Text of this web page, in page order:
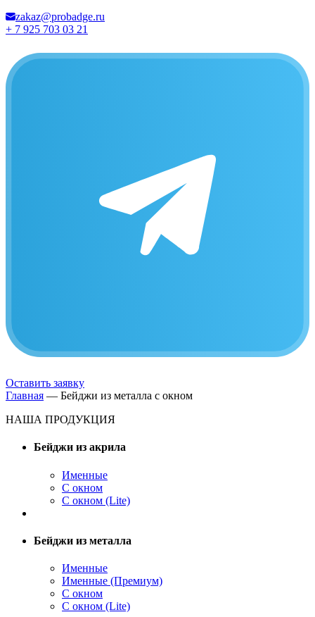
zakaz@probadge.ru
+ 7 925 703 03 21
Оставить заявку
Главная — Бейджи из металла с окном
НАША ПРОДУКЦИЯ
Бейджи из акрила
Именные
С окном
С окном (Lite)
Бейджи из металла
Именные
Именные (Премиум)
С окном
С окном (Lite)